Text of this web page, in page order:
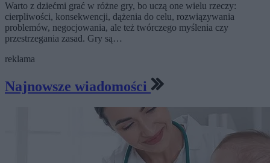
Warto z dziećmi grać w różne gry, bo uczą one wielu rzeczy:
cierpliwości, konsekwencji, dążenia do celu, rozwiązywania
problemów, negocjowania, ale też twórczego myślenia czy
przestrzegania zasad. Gry są…
reklama
Najnowsze wiadomości